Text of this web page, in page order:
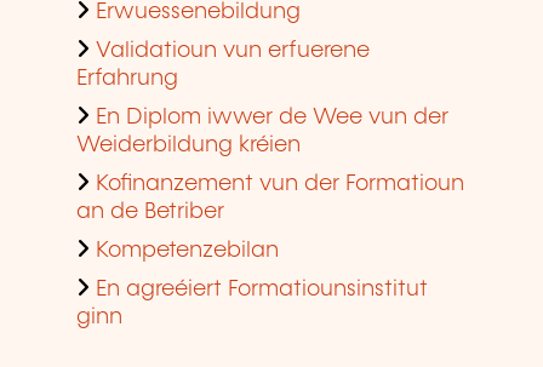
Erwuessenebildung
Validatioun vun erfuerene
Erfahrung
En Diplom iwwer de Wee vun der
Weiderbildung kréien
Kofinanzement vun der Formatioun
an de Betriber
Kompetenzebilan
En agreéiert Formatiounsinstitut
ginn